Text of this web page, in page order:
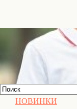
НОВИНКИ